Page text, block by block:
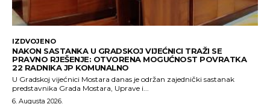
IZDVOJENO
NAKON SASTANKA U GRADSKOJ VIJEĆNICI TRAŽI SE
PRAVNO RJEŠENJE: OTVORENA MOGUĆNOST POVRATKA
22 RADNIKA JP KOMUNALNO
U Gradskoj vijećnici Mostara danas je održan zajednički sastanak
predstavnika Grada Mostara, Uprave i...
6. Augusta 2026.